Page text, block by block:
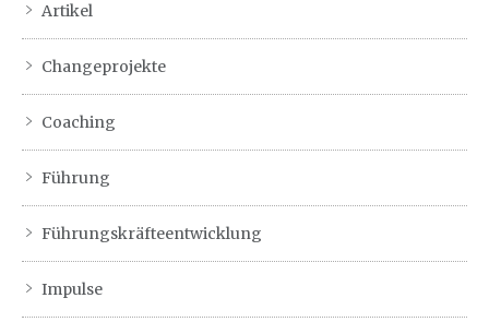
Artikel
Changeprojekte
Coaching
Führung
Führungskräfteentwicklung
Impulse